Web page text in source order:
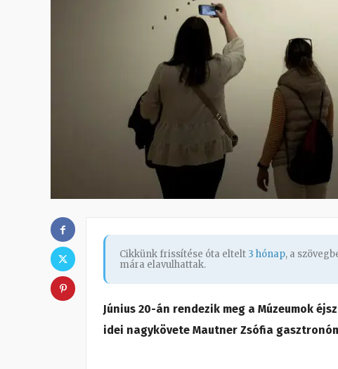
Cikkünk frissítése óta eltelt 3 hónap, a
mára elavulhattak.
Június 20-án rendezik meg a Múzeumok
idei nagykövete Mautner Zsófia